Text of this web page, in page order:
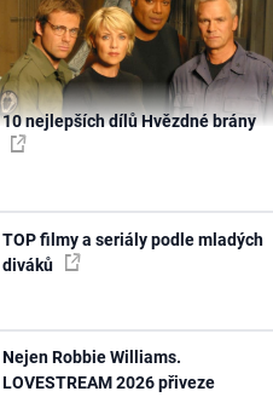
10 nejlepších dílů Hvězdné brány
TOP filmy a seriály podle mladých
diváků
Nejen Robbie Williams.
LOVESTREAM 2026 přiveze